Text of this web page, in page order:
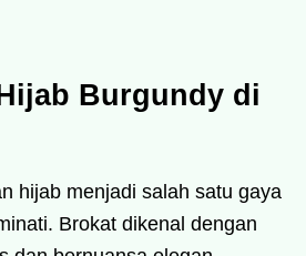
Burgundy di
hijab menjadi salah satu gaya
Brokat dikenal dengan